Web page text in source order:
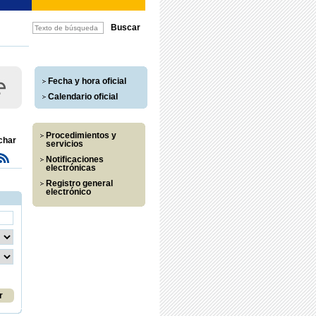
Fecha y hora oficial
Calendario oficial
Procedimientos y
servicios
Notificaciones
electrónicas
Registro general
electrónico